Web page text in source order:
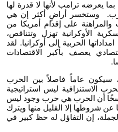
يعرضه ترامب لأنها لا قدرة لها
وستخسر أراضٍ أكثر إن هي
على إقدام أمريكا من
الأوكرانية تهزل وتتناقص،
الحربية إلى أوكرانيا. لقد
يعصف بأكبر الاقتصادات
عندي إن عام 2026 م، سيكون عاماً فاصلاً بين الحرب
الاستنزافية ليس استراتيجية
أن الحرب هي حرب وجود ليس
شروطها إلا القليل منها ويترك
إن التفاؤل له حظ كبير في